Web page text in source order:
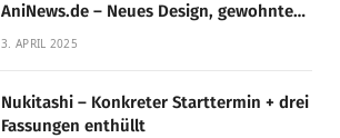
AniNews.de – Neues Design, gewohnte
Qualität!
3. APRIL 2025
Nukitashi – Konkreter Starttermin + drei
Fassungen enthüllt